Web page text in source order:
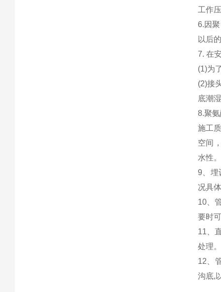
工作
6.因
以后
7. 在
(1)为
(2)接
底潮
8.聚
施工
空间
水性
9 、
况具
10 、
要时
11 、
处理
12 、
沟底,